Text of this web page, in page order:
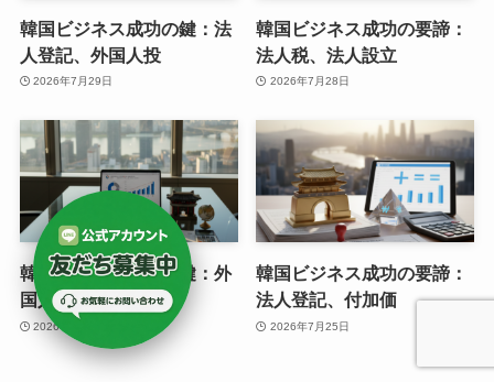
韓国ビジネス成功の鍵：法
人登記、外国人投
2026年7月29日
韓国ビジネス成功の要諦：
法人税、法人設立
2026年7月28日
韓国ビジネス成功の鍵：外
国人投資企業、法
2026年7月26日
韓国ビジネス成功の要諦：
法人登記、付加価
2026年7月25日